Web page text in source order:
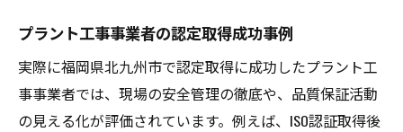
プラント工事事業者の認定取得成功事例
実際に福岡県北九州市で認定取得に成功したプラント工
事事業者では、現場の安全管理の徹底や、品質保証活動
の見える化が評価されています。例えば、ISO認証取得後